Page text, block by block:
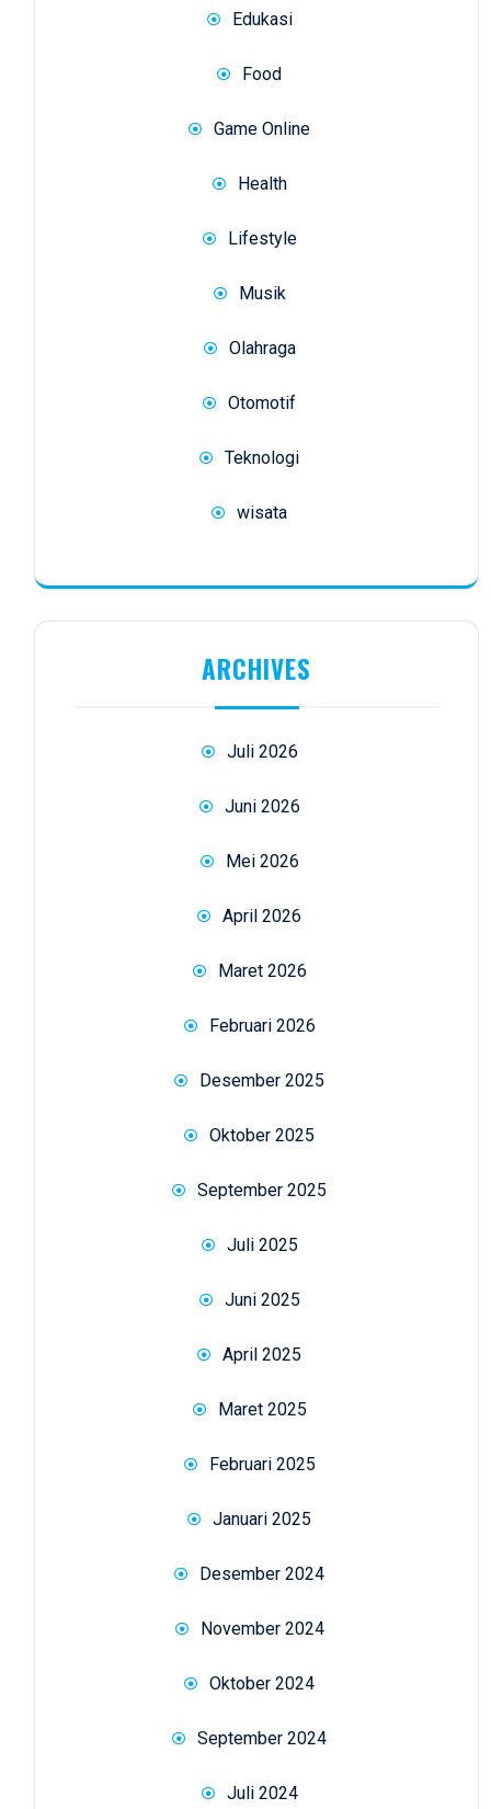
Edukasi
Food
Game Online
Health
Lifestyle
Musik
Olahraga
Otomotif
Teknologi
wisata
ARCHIVES
Juli 2026
Juni 2026
Mei 2026
April 2026
Maret 2026
Februari 2026
Desember 2025
Oktober 2025
September 2025
Juli 2025
Juni 2025
April 2025
Maret 2025
Februari 2025
Januari 2025
Desember 2024
November 2024
Oktober 2024
September 2024
Juli 2024